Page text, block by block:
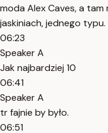
moda Alex Caves, a
jaskiniach, jednego typu.
06:23
Speaker A
Jak najbardziej 10
06:41
Speaker A
tr fajnie by było.
06:51